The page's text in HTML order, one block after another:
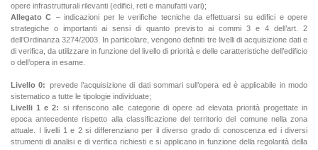
opere infrastrutturali rilevanti (edifici, reti e manufatti vari);
Allegato C – indicazioni per le verifiche tecniche da effettuarsi su edifici e opere
strategiche o importanti ai sensi di quanto previsto ai commi 3 e 4 dell’art. 2
dell’Ordinanza 3274/2003. In particolare, vengono definiti tre livelli di acquisizione dati e
di verifica, da utilizzare in funzione del livello di priorità e delle caratteristiche dell’edificio
o dell’opera in esame.
Livello 0: prevede l’acquisizione di dati sommari sull’opera ed è applicabile in modo
sistematico a tutte le tipologie individuate;
Livelli 1 e 2:
si riferiscono alle categorie di opere ad elevata priorità progettate in
epoca antecedente rispetto alla classificazione del territorio del comune nella zona
attuale. I livelli 1 e 2 si differenziano per il diverso grado di conoscenza ed i diversi
strumenti di analisi e di verifica richiesti e si applicano in funzione della regolarità della